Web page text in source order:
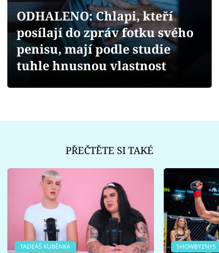
Videa
Sledujte prima+
ODHALENO: Chlapi, kteří
posílají do zpráv fotku svého
penisu, mají podle studie
tuhle hnusnou vlastnost
PŘEČTĚTE SI TAKÉ
TADEÁŠ KUBĚNKA SHOWBYZNYS